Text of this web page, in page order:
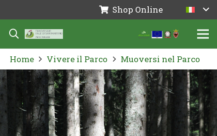
Shop Online
Home Vivere il Parco Muoversi nel Parco